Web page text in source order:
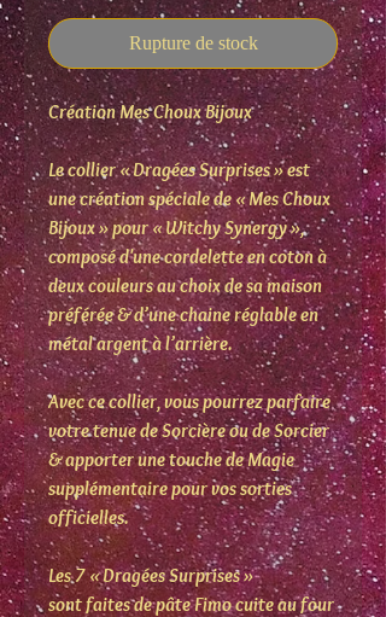
Rupture de stock
Création Mes Choux Bijoux
Le collier « Dragées Surprises » est
une création spéciale de « Mes Choux
Bijoux » pour « Witchy Synergy »,
composé d'une cordelette en coton à
deux couleurs au choix de sa maison
préférée& d’une chaine réglable en
métal argent à l’arrière.
Avec ce collier,vous pourrez parfaire
votre tenue de Sorcière ou de Sorcier
& apporter une touche de Magie
supplémentaire pour vos sorties
officielles.
Les 7 « Dragées Surprises »
sont faites de pâte Fimo cuite au four